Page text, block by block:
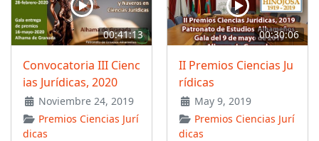
00:41:13
Convocatoria III Cienc
ias Jurídicas, 2020
Noviembre 24, 2019
Premios Ciencias Jurí
dicas
00:30:06
II Premios Ciencias Ju
rídicas
May 9, 2019
Premios Ciencias Jurí
dicas